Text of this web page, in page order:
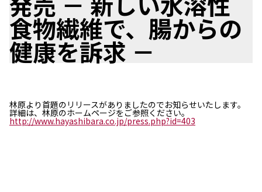
2024年
2023年
2022年
2021年
2020年
2017年
2016年
食物繊維で、腸からの
健康を訴求 －
林原より首題のリリースがありましたのでお知らせいたします。
詳細は、林原のホームページをご参照ください。
http://www.hayashibara.co.jp/press.php?id=403